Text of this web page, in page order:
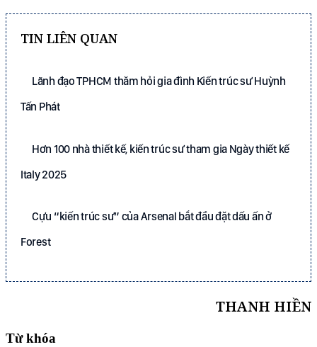
TIN LIÊN QUAN
Lãnh đạo TPHCM thăm hỏi gia đình Kiến trúc sư Huỳnh
Tấn Phát
Hơn 100 nhà thiết kế, kiến trúc sư tham gia Ngày thiết kế
Italy 2025
Cựu “kiến trúc sư” của Arsenal bắt đầu đặt dấu ấn ở
Forest
THANH HIỀN
Từ khóa